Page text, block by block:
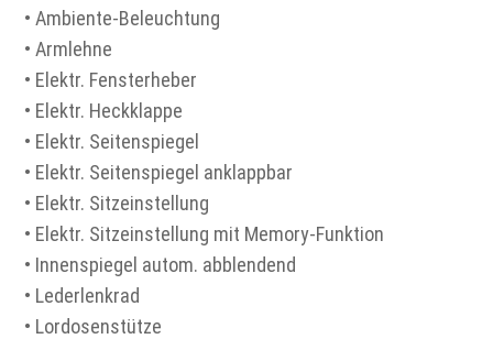
• Ambiente-Beleuchtung
• Armlehne
• Elektr. Fensterheber
• Elektr. Heckklappe
• Elektr. Seitenspiegel
• Elektr. Seitenspiegel anklappbar
• Elektr. Sitzeinstellung
• Elektr. Sitzeinstellung mit Memory-Funktion
• Innenspiegel autom. abblendend
• Lederlenkrad
• Lordosenstütze